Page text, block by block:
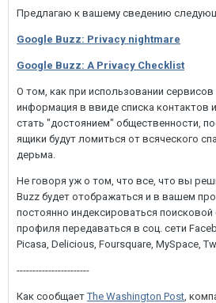
Предлагаю к вашему сведению
Google Buzz: Privacy nightmare
Google Buzz: A Privacy Checklist
О том, как при использовании
информация в ввиде списка контактов
стать "достоянием" общественности,
ящики будут ломиться от всяческого
дерьма.
Не говоря уж о том, что все, что вы
Buzz будет отображаться и в вашем
постоянно индексироваться поисковой
профиля передаваться в соц. сети
Picasa, Delicious, Foursquare, MySpace,
-----------------------
Как сообщаетThe Washington Post,